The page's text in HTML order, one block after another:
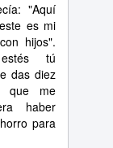
"Aquí
es mi
hijos".
tú
das diez
que me
haber
para